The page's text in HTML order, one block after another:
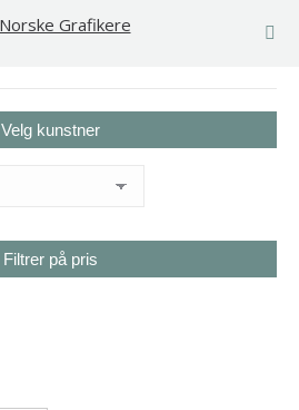
Velg kunstner
Filtrer på pris